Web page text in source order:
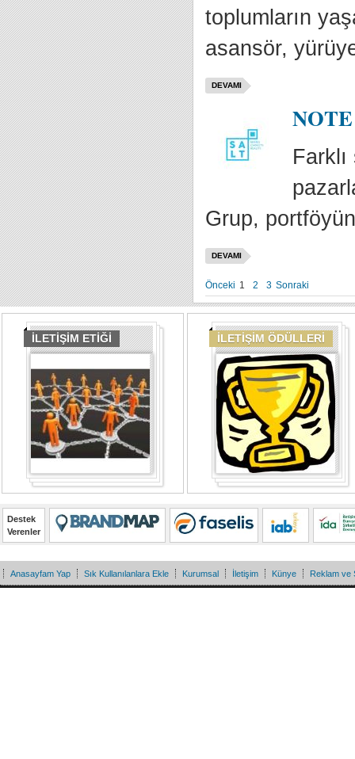
toplumların
asansör,
DEVAMI
Grup,
DEVAMI
Önceki 1 2 3 Sonraki
İLETİŞİM ETİĞİ İLETİŞİM ÖDÜLLERİ
Destek
Verenler
Anasayfam Yap Sık Kullanılanlara Ekle Kurumsal İletişim Künye Reklam ve